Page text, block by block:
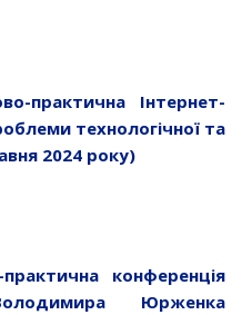
практична Інтернет-
технологічної та
2024 року)
практична конференція
Юрженка